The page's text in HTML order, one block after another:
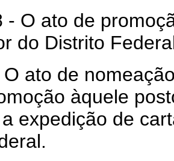
ato de
do Distrito
de nomeação
àquele
expedição de